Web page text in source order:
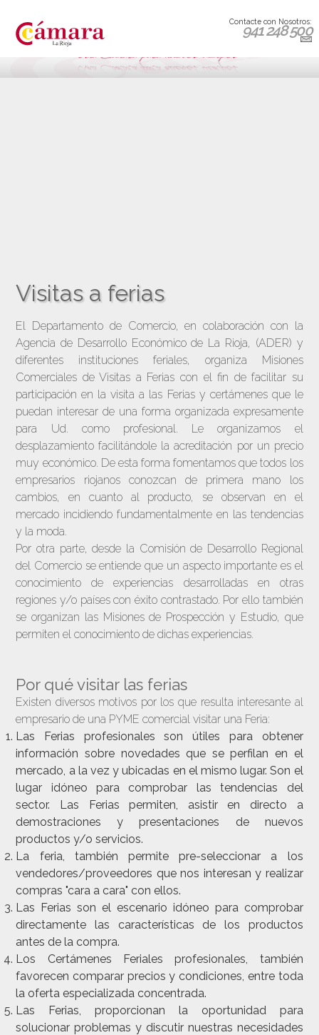
Contacte con Nosotros:
941 248 500
Visitas a ferias
El Departamento de Comercio, en colaboración con la
Agencia de Desarrollo Económico de La Rioja, (ADER) y
diferentes instituciones feriales, organiza Misiones
Comerciales de Visitas a Ferias con el fin de facilitar su
participación en la visita a las Ferias y certámenes que le
puedan interesar de una forma organizada expresamente
para Ud. como profesional. Le organizamos el
desplazamiento facilitándole la acreditación por un precio
muy económico. De esta forma fomentamos que todos los
empresarios riojanos conozcan de primera mano los
cambios, en cuanto al producto, se observan en el
mercado incidiendo fundamentalmente en las tendencias
y la moda.
Por otra parte, desde la Comisión de Desarrollo Regional
del Comercio se entiende que un aspecto importante es el
conocimiento de experiencias desarrolladas en otras
regiones y/o países con éxito contrastado. Por ello también
se organizan las Misiones de Prospección y Estudio, que
permiten el conocimiento de dichas experiencias.
Por qué visitar las ferias
Existen diversos motivos por los que resulta interesante al
empresario de una PYME comercial visitar una Feria:
Las Ferias profesionales son útiles para obtener
información sobre novedades que se perfilan en el
mercado, a la vez y ubicadas en el mismo lugar. Son el
lugar idóneo para comprobar las tendencias del
sector. Las Ferias permiten, asistir en directo a
demostraciones y presentaciones de nuevos
productos y/o servicios.
La feria, también permite pre-seleccionar a los
vendedores/proveedores que nos interesan y realizar
compras "cara a cara" con ellos.
Las Ferias son el escenario idóneo para comprobar
directamente las características de los productos
antes de la compra.
Los Certámenes Feriales profesionales, también
favorecen comparar precios y condiciones, entre toda
la oferta especializada concentrada.
Las Ferias, proporcionan la oportunidad para
solucionar problemas y discutir nuestras necesidades